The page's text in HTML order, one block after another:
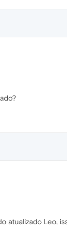
atualizado Leo,